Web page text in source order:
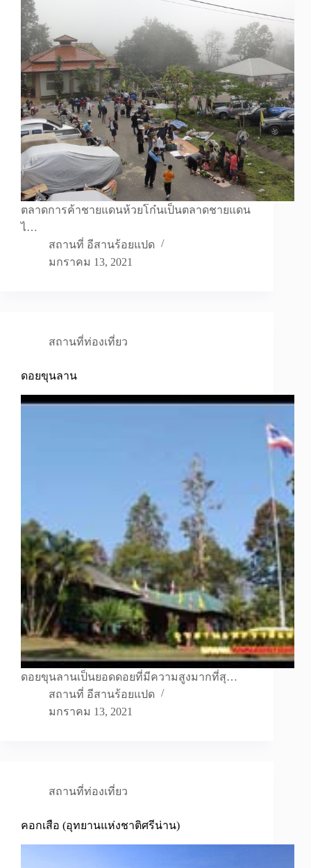
ตลาดการค้าชายแดนห้วยโก๋นเป็นตลาดชายแดน
ไ…
สถานที่ อีสานร้อยแปด
มกราคม 13, 2021
สถานที่ท่องเที่ยว
ดอยขุนลาน
ดอยขุนลานเป็นยอดดอยที่มีความสูงมากที่สุ…
สถานที่ อีสานร้อยแปด
มกราคม 13, 2021
สถานที่ท่องเที่ยว
คอกเสือ (อุทยานแห่งชาติศรีน่าน)